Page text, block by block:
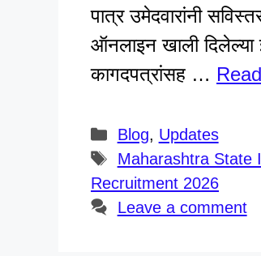
पात्र उमेदवारांनी
ऑनलाइन खाली दिलेल्या
कागदपत्रांसह …
Categories
Blog, Updates
Tags
Maharashtra State
Recruitment 2026
Leave a comment